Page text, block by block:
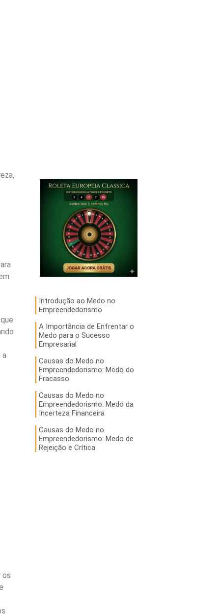
a
os
Introdução ao Medo no
Empreendedorismo
A Importância de Enfrentar o
Medo para o Sucesso
Empresarial
Causas do Medo no
Empreendedorismo: Medo do
Fracasso
Causas do Medo no
Empreendedorismo: Medo da
Incerteza Financeira
Causas do Medo no
Empreendedorismo: Medo de
Rejeição e Crítica